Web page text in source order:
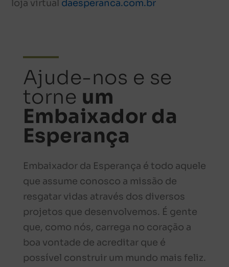
loja virtual daesperanca.com.br
Ajude-nos e se
torne um
Embaixador da
Esperança
Embaixador da Esperança é todo aquele
que assume conosco a missão de
resgatar vidas através dos diversos
projetos que desenvolvemos. É gente
que, como nós, carrega no coração a
boa vontade de acreditar que é
possível construir um mundo mais feliz.